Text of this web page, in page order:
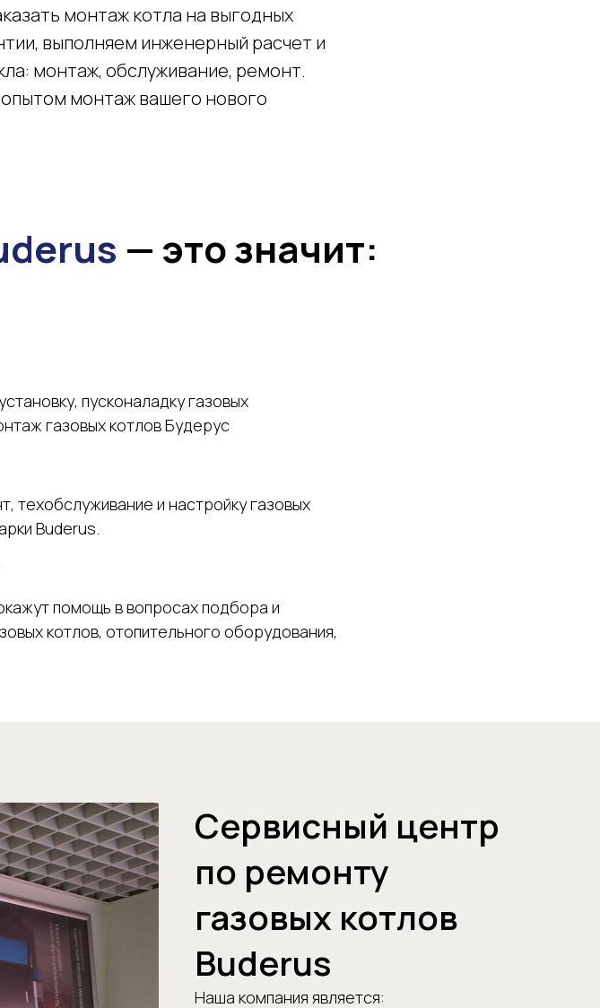
монтаж котла на выгодных
выполняем инженерный расчет и
монтаж, обслуживание, ремонт.
монтаж вашего нового
— это значит:
пусконаладку газовых
газовых котлов Будерус
техобслуживание и настройку газовых
Buderus.
помощь в вопросах подбора и
котлов, отопительного оборудования,
Сервисный центр
по ремонту
газовых котлов
Buderus
Наша компания является: